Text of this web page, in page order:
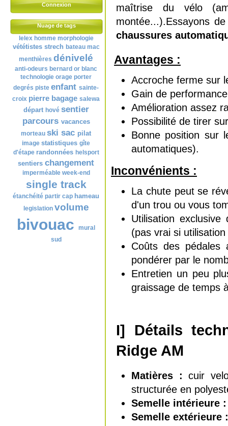
Connexion
Nuage de tags
lelex homme morphologie
vététistes strech bateau mac
menthières dénivelé
anti-odeurs bernard or blanc
technologie orage porter
degrés piste enfant sainte-
croix pierre bagage salewa
départ hové sentier
parcours vacances
morteau ski sac pilat
image statistiques gîte
d'étape randonnées helsport
sentiers changement
imperméable week-end
single track
étanchéité partir cap hameau
legislation volume
bivouac
mural
sud
maîtrise du vélo
montée...).Essayons
chaussures
Avantages :
Accroche ferme sur
Gain de
Amélioration assez
Possibilité de tirer
Bonne position sur
automatiques).
Inconvénients :
La chute peut se
d'un trou ou vous
Utilisation
(pas vrai si
Coûts des pédales
pondérer par le
Entretien un peu
graissage de temps
I] Détails
Ridge AM
Matières : cuir
structurée en
Semelle intérieure
Semelle extérieure :